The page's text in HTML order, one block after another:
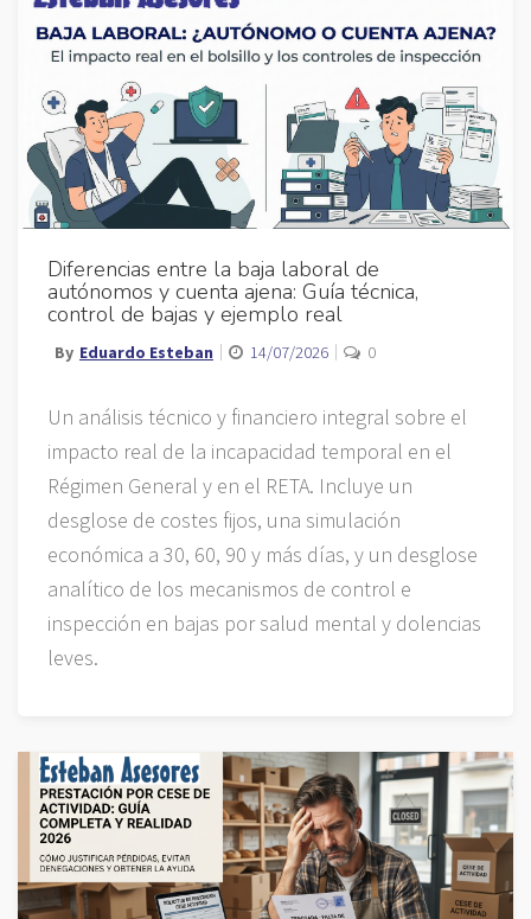
Diferencias entre la baja laboral de
autónomos y cuenta ajena: Guía técnica,
control de bajas y ejemplo real
By Eduardo Esteban 14/07/2026 0
Un análisis técnico y financiero integral sobre el
impacto real de la incapacidad temporal en el
Régimen General y en el RETA. Incluye un
desglose de costes fijos, una simulación
económica a 30, 60, 90 y más días, y un desglose
analítico de los mecanismos de control e
inspección en bajas por salud mental y dolencias
leves.